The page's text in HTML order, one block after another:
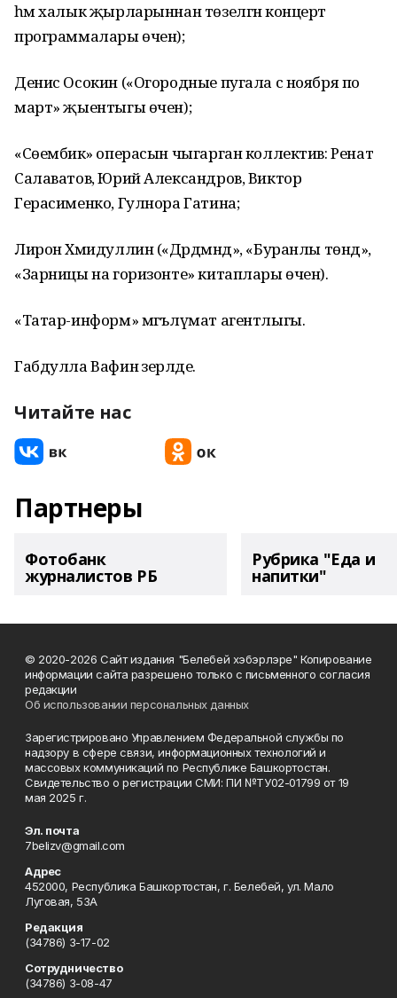
һәм халык җырларыннан төзелгән концерт
программалары өчен);
Денис Осокин («Огородные пугала с ноября по
март» җыентыгы өчен);
«Сөембикә» операсын чыгарган коллектив: Ренат
Салаватов, Юрий Александров, Виктор
Герасименко, Гулнора Гатина;
Лирон Хәмидуллин («Дәрдмәнд», «Буранлы төндә»,
«Зарницы на горизонте» китаплары өчен).
«Татар-информ» мәгълүмат агентлыгы.
Габдулла Вафин әзерләде.
Читайте нас
Партнеры
Фотобанк
журналистов РБ
Рубрика "Еда и
напитки"
© 2020-2026 Сайт издания "Белебей хэбэрлэре" Копирование
информации сайта разрешено только с письменного согласия
редакции
Об использовании персональных данных
Зарегистрировано Управлением Федеральной службы по
надзору в сфере связи, информационных технологий и
массовых коммуникаций по Республике Башкортостан.
Свидетельство о регистрации СМИ: ПИ №ТУ02-01799 от 19
мая 2025 г.
Эл. почта
7belizv@gmail.com
Адрес
452000, Республика Башкортостан, г. Белебей, ул. Мало
Луговая, 53А
Редакция
(34786) 3-17-02
Сотрудничество
(34786) 3-08-47